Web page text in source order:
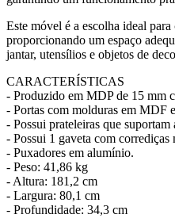
Este móvel é a escolha ideal
proporcionando um espaço
jantar, utensílios e objetos de
CARACTERÍSTICAS
- Produzido em MDP de 15 mm
- Portas com molduras em MDF
- Possui prateleiras que suportam
- Possui 1 gaveta com corrediças
- Puxadores em alumínio.
- Peso: 41,86 kg
- Altura: 181,2 cm
- Largura: 80,1 cm
- Profundidade: 34,3 cm